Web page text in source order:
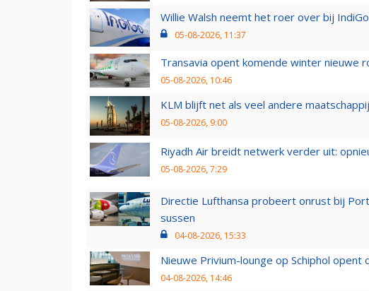
Willie Walsh neemt het roer over bij
05-08-2026, 11:37
Transavia opent komende winter nieuwe
05-08-2026, 10:46
KLM blijft net als veel andere
05-08-2026, 9:00
Riyadh Air breidt netwerk verder uit:
05-08-2026, 7:29
Directie Lufthansa probeert onrust bij
sussen
04-08-2026, 15:33
Nieuwe Privium-lounge op Schiphol opent
04-08-2026, 14:46